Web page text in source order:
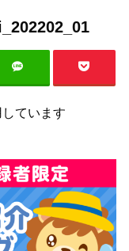
ています